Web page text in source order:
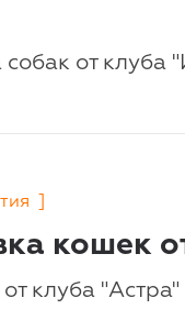
собак от
кошек
клуба "Астра"